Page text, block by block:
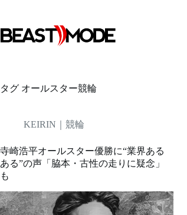
テ
ン
キ
タグ オールスター競輪
KEIRIN｜競輪
寺崎浩平オールスター優勝に“業界ある
ある”の声「脇本・古性の走りに疑念」
も